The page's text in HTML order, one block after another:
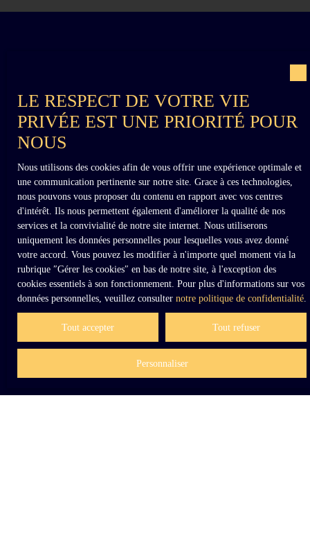
LE RESPECT DE VOTRE VIE
PRIVÉE EST UNE PRIORITÉ POUR
NOUS
Nous utilisons des cookies afin de vous offrir une expérience optimale et
une communication pertinente sur notre site. Grace à ces technologies,
nous pouvons vous proposer du contenu en rapport avec vos centres
d'intérêt. Ils nous permettent également d'améliorer la qualité de nos
services et la convivialité de notre site internet. Nous utiliserons
uniquement les données personnelles pour lesquelles vous avez donné
votre accord. Vous pouvez les modifier à n'importe quel moment via la
rubrique ″Gérer les cookies″ en bas de notre site, à l'exception des
cookies essentiels à son fonctionnement. Pour plus d'informations sur vos
données personnelles, veuillez consulter notre politique de confidentialité.
Tout accepter Tout refuser
Personnaliser